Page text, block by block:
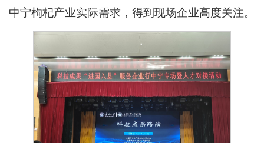
中宁枸杞产业实际需求，得到现场企业高度关注。